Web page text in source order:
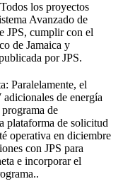
los proyectos
Avanzado de
JPS, cumplir con el
de Jamaica y
por JPS.
Paralelamente, el
de energía
de
plataforma de solicitud
operativa en diciembre
con JPS para
e incorporar el
.